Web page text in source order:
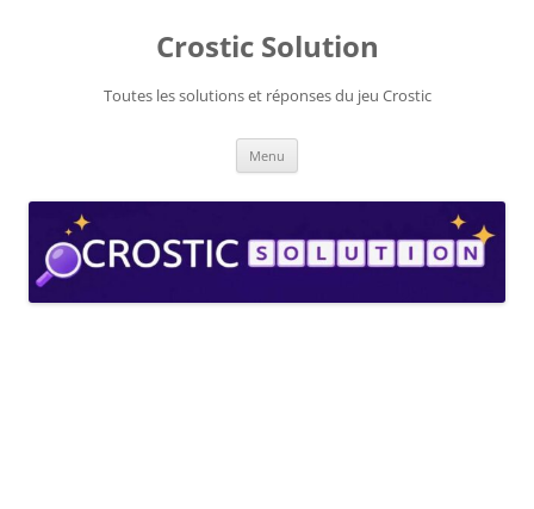
Crostic Solution
Toutes les solutions et réponses du jeu Crostic
Menu